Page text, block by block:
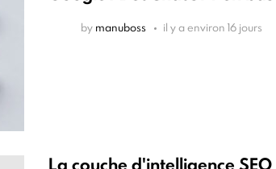
by manuboss il y a environ 16 jours